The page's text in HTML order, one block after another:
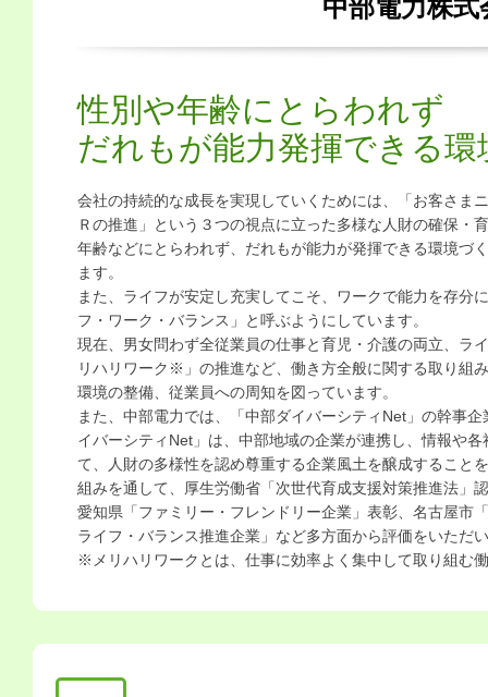
中部電力株式
性別や年齢にとらわれず
だれもが能力発揮できる環
会社の持続的な成長を実現していくためには、「お客さま
Ｒの推進」という３つの視点に立った多様な人財の確保・
年齢などにとらわれず、だれもが能力が発揮できる環境づ
ます。
また、ライフが安定し充実してこそ、ワークで能力を存分
フ・ワーク・バランス」と呼ぶようにしています。
現在、男女問わず全従業員の仕事と育児・介護の両立、ラ
リハリワーク※」の推進など、働き方全般に関する取り組
環境の整備、従業員への周知を図っています。
また、中部電力では、「中部ダイバーシティNet」の幹事
イバーシティNet」は、中部地域の企業が連携し、情報や
て、人財の多様性を認め尊重する企業風土を醸成すること
組みを通して、厚生労働省「次世代育成支援対策推進法」
愛知県「ファミリー・フレンドリー企業」表彰、名古屋市
ライフ・バランス推進企業」など多方面から評価をいただ
※メリハリワークとは、仕事に効率よく集中して取り組む